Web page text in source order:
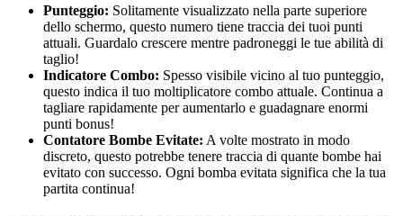
Punteggio: Solitamente visualizzato nella parte superiore
dello schermo, questo numero tiene traccia dei tuoi punti
attuali. Guardalo crescere mentre padroneggi le tue abilità di
taglio!
Indicatore Combo: Spesso visibile vicino al tuo punteggio,
questo indica il tuo moltiplicatore combo attuale. Continua a
tagliare rapidamente per aumentarlo e guadagnare enormi
punti bonus!
Contatore Bombe Evitate: A volte mostrato in modo
discreto, questo potrebbe tenere traccia di quante bombe hai
evitato con successo. Ogni bomba evitata significa che la tua
partita continua!